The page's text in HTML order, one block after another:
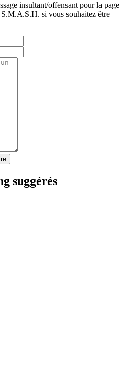
insultant/offensant pour la page
si vous souhaitez être
suggérés